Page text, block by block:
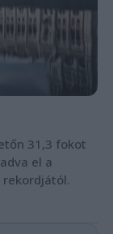
31,3 fokot
el a